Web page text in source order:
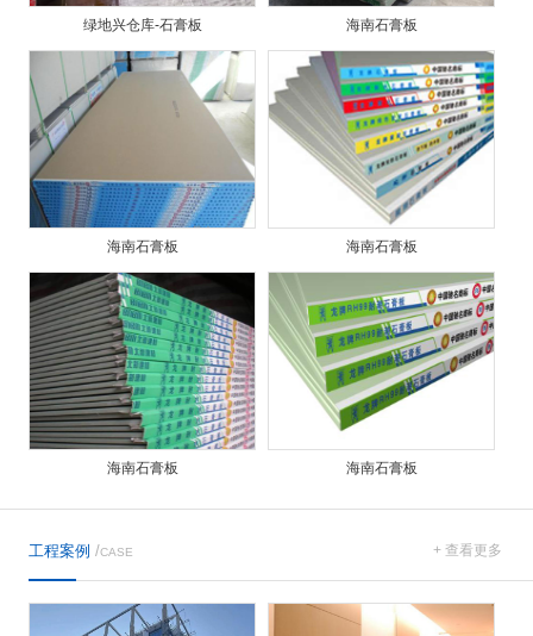
绿地兴仓库-石膏板 海南石膏板
海南石膏板 海南石膏板
海南石膏板 海南石膏板
工程案例 /CASE + 查看更多